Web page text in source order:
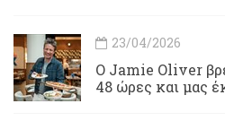
23/04/2026
Ο Jamie Oliver
48 ώρες και μας